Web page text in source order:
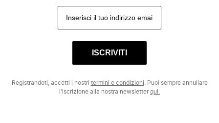
ISCRIVITI
Registrandoti, accetti i nostri termini e condizioni . Puoi sempre annullare
l'iscrizione alla nostra newsletterqui.